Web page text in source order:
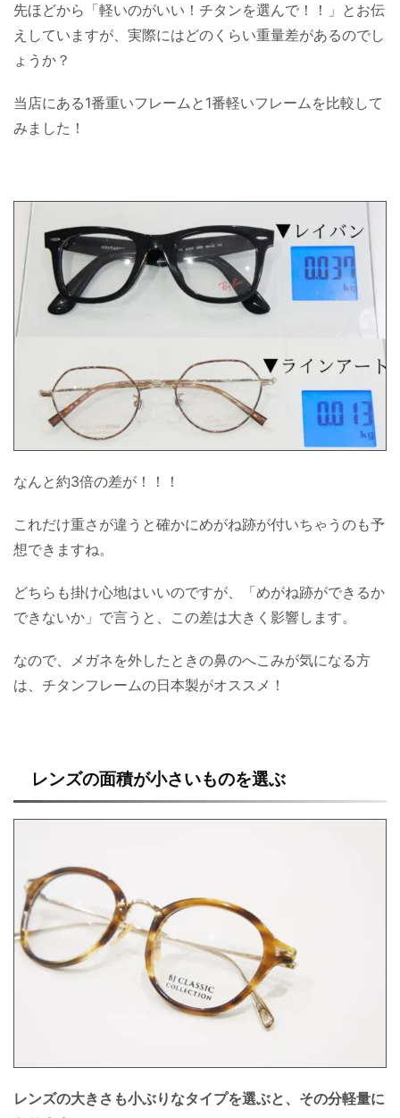
先ほどから「軽いのがいい！チタンを選んで！！」とお伝
えしていますが、実際にはどのくらい重量差があるのでし
ょうか？
当店にある1番重いフレームと1番軽いフレームを比較して
みました！
なんと約3倍の差が！！！
これだけ重さが違うと確かにめがね跡が付いちゃうのも予
想できますね。
どちらも掛け心地はいいのですが、「めがね跡ができるか
できないか」で言うと、この差は大きく影響します。
なので、メガネを外したときの鼻のへこみが気になる方
は、チタンフレームの日本製がオススメ！
レンズの面積が小さいものを選ぶ
レンズの大きさも小ぶりなタイプを選ぶと、その分軽量に